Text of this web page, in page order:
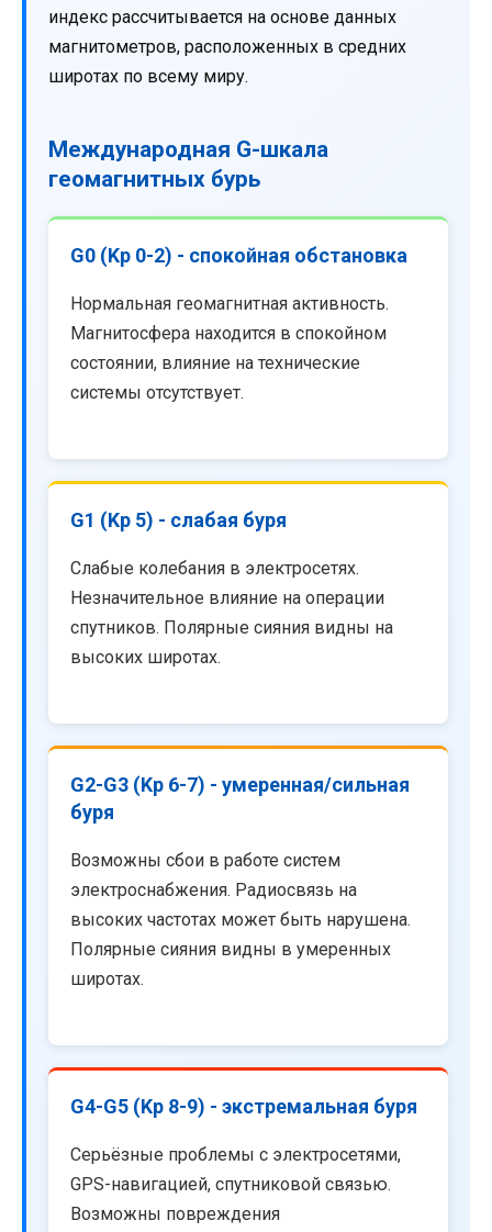
индекс рассчитывается на основе данных
магнитометров, расположенных в средних
широтах по всему миру.
Международная G-шкала
геомагнитных бурь
G0 (Kp 0-2) - спокойная обстановка
Нормальная геомагнитная активность.
Магнитосфера находится в спокойном
состоянии, влияние на технические
системы отсутствует.
G1 (Kp 5) - слабая буря
Слабые колебания в электросетях.
Незначительное влияние на операции
спутников. Полярные сияния видны на
высоких широтах.
G2-G3 (Kp 6-7) - умеренная/сильная
буря
Возможны сбои в работе систем
электроснабжения. Радиосвязь на
высоких частотах может быть нарушена.
Полярные сияния видны в умеренных
широтах.
G4-G5 (Kp 8-9) - экстремальная буря
Серьёзные проблемы с электросетями,
GPS-навигацией, спутниковой связью.
Возможны повреждения